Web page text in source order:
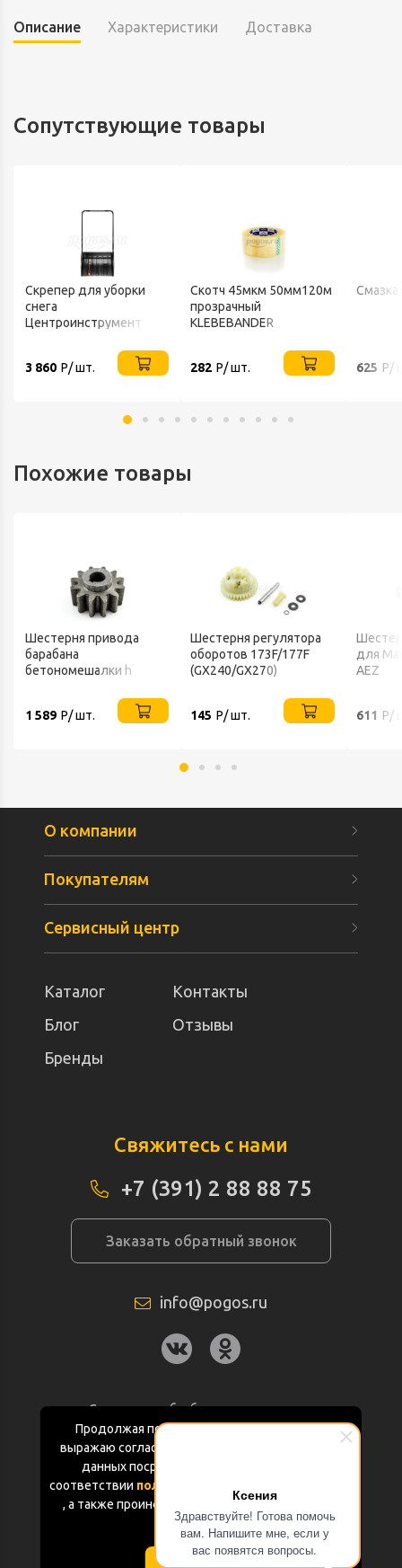
Ксения
Здравствуйте! Готова помочь
вам. Напишите мне, если у
вас появятся вопросы.
Описание Характеристики Доставка
Сопутствующие товары
Скрепер для уборки
снега
Центроинструмент
3 860 Р/ шт.
Скотч 45мкм 50мм120м
прозрачный
KLEBEBANDER
282 Р/ шт. 625 Р/
Похожие товары
Шестерня привода
барабана
бетономешалки h
1 589 Р/ шт.
Шестерня регулятора
оборотов 173F/177F
(GX240/GX270)
145 Р/ шт.
для
AEZ
611 Р/
Продолжая пользоваться данным сайтом
выражаю согласие на обработку персональных
данных посредством Яндекс.Метрика в
соответствии политикой конфиденциальности
, а также проинформирован об использовании
Cookie-файлов
О компании
Покупателям
Сервисный центр
Каталог
Контакты
Блог
Отзывы
Бренды
Свяжитесь с нами
+7 (391) 2 88 88 75
Заказать обратный звонок
info@pogos.ru
Согласие на обработку персональных
данных
Политика конфиденциальности
Документация
Карта сайта